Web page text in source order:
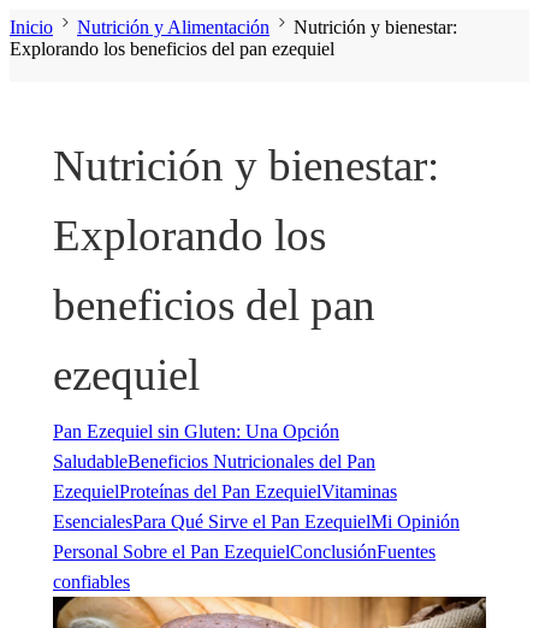
Inicio Nutrición y Alimentación
Nutrición y bienestar:
Explorando los beneficios del pan ezequiel
Nutrición y bienestar:
Explorando los
beneficios del pan
ezequiel
Pan Ezequiel sin Gluten: Una Opción
SaludableBeneficios Nutricionales del Pan
EzequielProteínas del Pan EzequielVitaminas
EsencialesPara Qué Sirve el Pan EzequielMi Opinión
Personal Sobre el Pan EzequielConclusiónFuentes
confiables